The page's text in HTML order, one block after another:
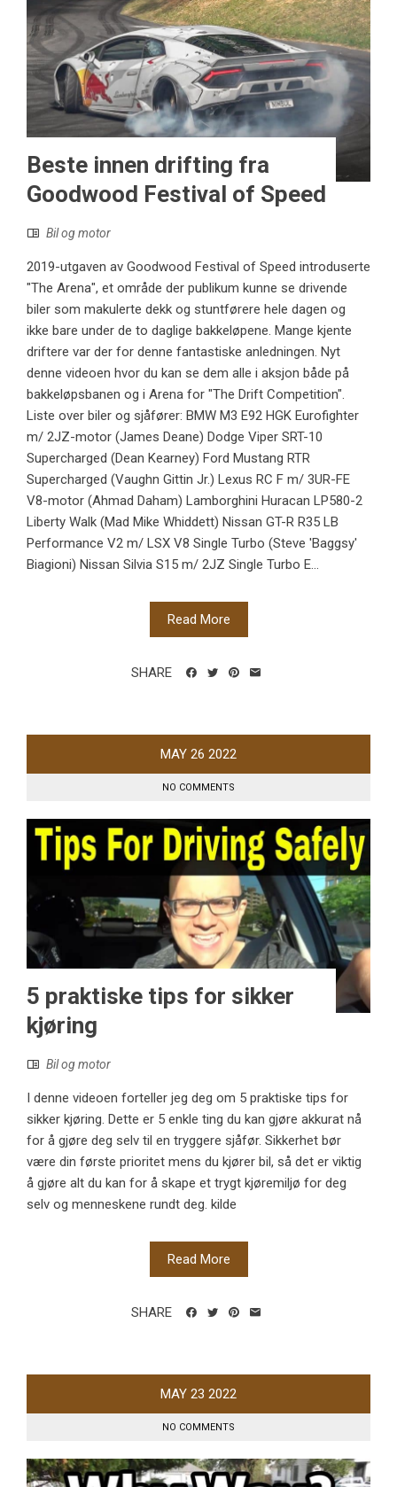
Beste innen drifting fra
Goodwood Festival of Speed
Bil og motor
2019-utgaven av Goodwood Festival of Speed ​​introduserte
"The Arena", et område der publikum kunne se drivende
biler som makulerte dekk og stuntførere hele dagen og
ikke bare under de to daglige bakkeløpene. Mange kjente
driftere var der for denne fantastiske anledningen. Nyt
denne videoen hvor du kan se dem alle i aksjon både på
bakkeløpsbanen og i Arena for "The Drift Competition".
Liste over biler og sjåfører: BMW M3 E92 HGK Eurofighter
m/ 2JZ-motor (James Deane) Dodge Viper SRT-10
Supercharged (Dean Kearney) Ford Mustang RTR
Supercharged (Vaughn Gittin Jr.) Lexus RC F m/ 3UR-FE
V8-motor (Ahmad Daham) Lamborghini Huracan LP580-2
Liberty Walk (Mad Mike Whiddett) Nissan GT-R R35 LB
Performance V2 m/ LSX V8 Single Turbo (Steve 'Baggsy'
Biagioni) Nissan Silvia S15 m/ 2JZ Single Turbo E...
Read More
SHARE
MAY 26 2022
NO COMMENTS
5 praktiske tips for sikker
kjøring
Bil og motor
I denne videoen forteller jeg deg om 5 praktiske tips for
sikker kjøring. Dette er 5 enkle ting du kan gjøre akkurat nå
for å gjøre deg selv til en tryggere sjåfør. Sikkerhet bør
være din første prioritet mens du kjører bil, så det er viktig
å gjøre alt du kan for å skape et trygt kjøremiljø for deg
selv og menneskene rundt deg. kilde
Read More
SHARE
MAY 23 2022
NO COMMENTS